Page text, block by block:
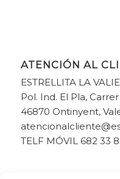
ATENCIÓN AL
ESTRELLITA LA
Pol. Ind. El Pla,
46870 Ontinyent,
TELF MÓVIL 682 33